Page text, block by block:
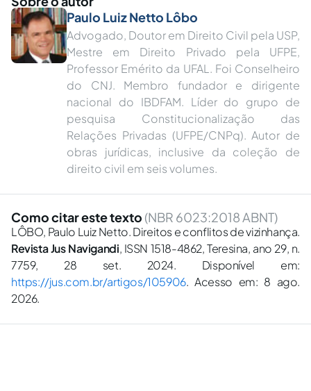
Paulo Luiz Netto Lôbo
Advogado, Doutor em Direito Civil pela USP,
Mestre em Direito Privado pela UFPE,
Professor Emérito da UFAL. Foi Conselheiro
do CNJ.︎ Membro fundador e dirigente
nacional do IBDFAM. Líder do grupo de
pesquisa Constitucionalização das
Relações Privadas (UFPE/CNPq).︎ Autor de
obras jurídicas, inclusive da coleção de
direito civil em seis volumes.
Como citar este texto (NBR 6023:2018 ABNT)
LÔBO, Paulo Luiz Netto. Direitos e conflitos de vizinhança.
Revista Jus Navigandi, ISSN 1518-4862, Teresina, ano 29, n.
7759, 28 set. 2024. Disponível em:
https://jus.com.br/artigos/105906. Acesso em: 8 ago.
2026.